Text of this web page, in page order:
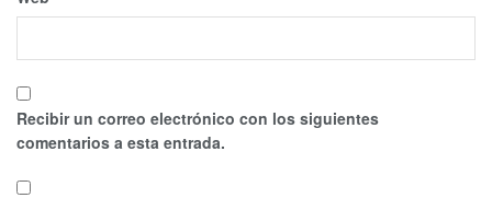
Recibir un correo electrónico con los siguientes
comentarios a esta entrada.